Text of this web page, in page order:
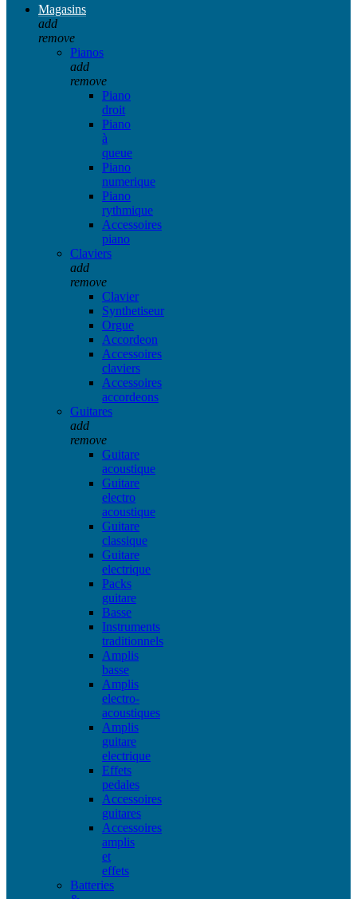
Magasins
add
remove
Pianos
add
remove
Piano
droit
Piano
à
queue
Piano
numerique
Piano
rythmique
Accessoires
piano
Claviers
add
remove
Clavier
Synthetiseur
Orgue
Accordeon
Accessoires
claviers
Accessoires
accordeons
Guitares
add
remove
Guitare
acoustique
Guitare
electro
acoustique
Guitare
classique
Guitare
electrique
Packs
guitare
Basse
Instruments
traditionnels
Amplis
basse
Amplis
electro-
acoustiques
Amplis
guitare
electrique
Effets
pedales
Accessoires
guitares
Accessoires
amplis
et
effets
Batteries